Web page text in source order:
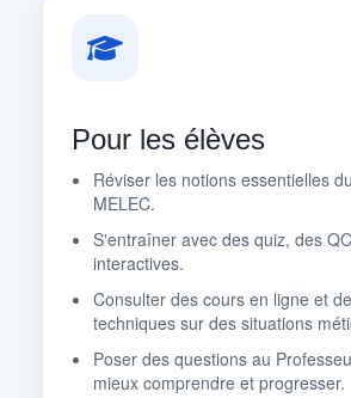
Pour les élèves
Réviser les notions essentielles
MELEC.
S'entraîner avec des quiz, des
interactives.
Consulter des cours en ligne et
techniques sur des situations
Poser des questions au
mieux comprendre et progresser.